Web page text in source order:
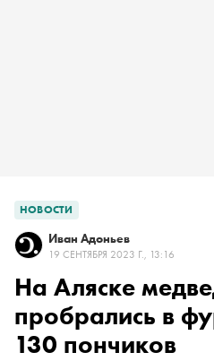
НОВОСТИ
Иван Адоньев
19 СЕНТЯБРЯ 2023 Г., 13:16
На Аляске
пробрались в
130 пончиков